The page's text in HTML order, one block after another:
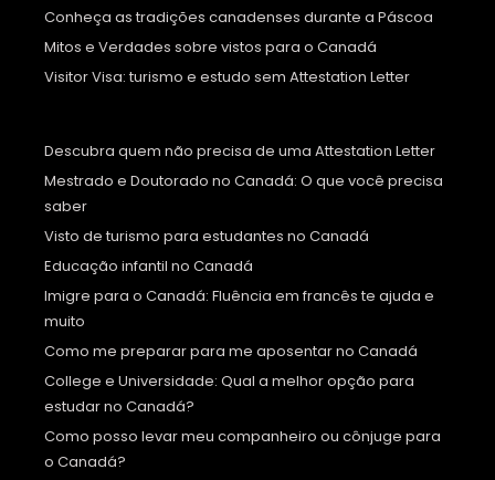
Conheça as tradições canadenses durante a Páscoa
Mitos e Verdades sobre vistos para o Canadá
Visitor Visa: turismo e estudo sem Attestation Letter
Descubra quem não precisa de uma Attestation Letter
Mestrado e Doutorado no Canadá: O que você precisa
saber
Visto de turismo para estudantes no Canadá
Educação infantil no Canadá
Imigre para o Canadá: Fluência em francês te ajuda e
muito
Como me preparar para me aposentar no Canadá
College e Universidade: Qual a melhor opção para
estudar no Canadá?
Como posso levar meu companheiro ou cônjuge para
o Canadá?